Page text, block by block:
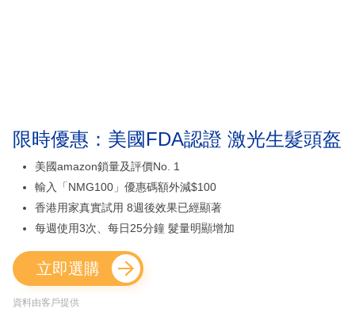
限時優惠：美國FDA認證 激光生髮頭盔
美國amazon鎖量及評價No. 1
輸入「NMG100」優惠碼額外減$100
香港用家真實試用 8週後效果已經顯著
每週使用3次、每日25分鐘 髮量明顯增加
立即選購
資料由客戶提供